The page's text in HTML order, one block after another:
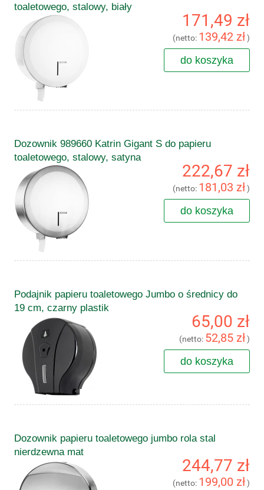
toaletowego, stalowy, biały
171,49 zł
(netto: 139,42 zł)
do koszyka
Dozownik 989660 Katrin Gigant S do papieru
toaletowego, stalowy, satyna
222,67 zł
(netto: 181,03 zł)
do koszyka
Podajnik papieru toaletowego Jumbo o średnicy do
19 cm, czarny plastik
65,00 zł
(netto: 52,85 zł)
do koszyka
Dozownik papieru toaletowego jumbo rola stal
nierdzewna mat
244,77 zł
(netto: 199,00 zł)